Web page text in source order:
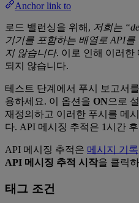
Anchor link to
로드 밸런싱을 위해, 저희는
기기를 포함하는 배열로 API
지 않습니다. 이로 인해 이러한
되지 않습니다.
테스트 단계에서 푸시 보고서
용하세요. 이 옵션을 ON으로
재정의하고 이러한 푸시를 메
다. API 메시징 추적은 1시간
API 메시징 추적은 메시지 기록
API 메시징 추적 시작을 클릭
태그 조건